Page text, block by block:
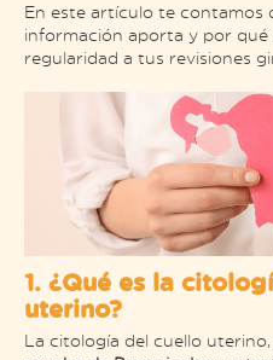
En este artículo te contamos
información aporta y por
regularidad a tus revisiones
1. ¿Qué es la
uterino?
La citología del cuello